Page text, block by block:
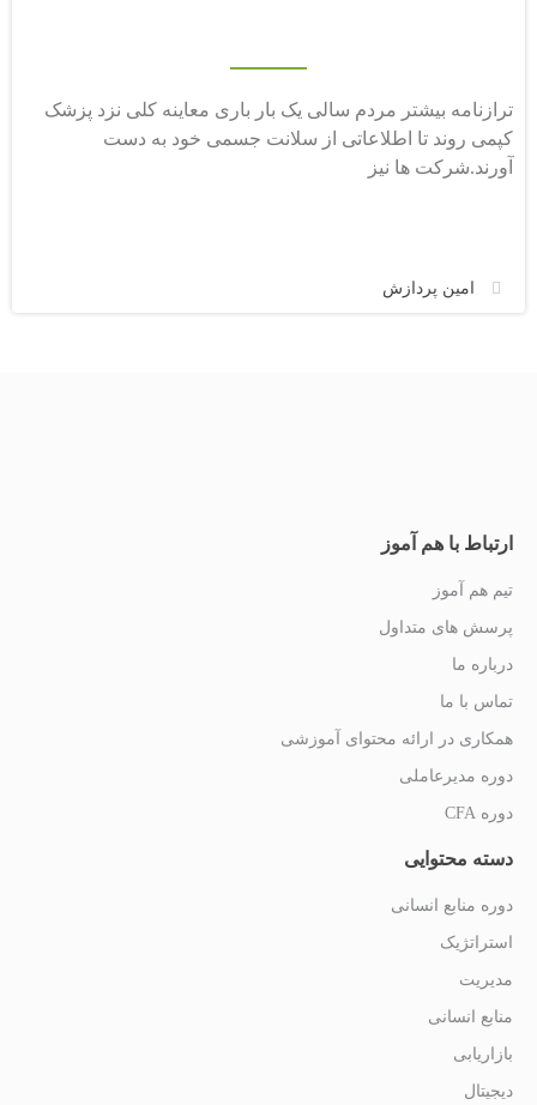
ترازنامه بیشتر مردم سالی یک بار باری معاینه کلی نزد پزشک
کپمی روند تا اطلاعاتی از سلانت جسمی خود به دست
آورند.شرکت ها نیز
امین پردازش
ارتباط با هم آموز
تیم هم آموز
پرسش های متداول
درباره ما
تماس با ما
همکاری در ارائه محتوای آموزشی
دوره مدیرعاملی
دوره CFA
دسته محتوایی
دوره منابع انسانی
استراتژیک
مدیریت
منابع انسانی
بازاریابی
دیجیتال